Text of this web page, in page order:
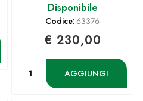
Disponibile
Codice:63376
€ 230,00
AGGIUNGI